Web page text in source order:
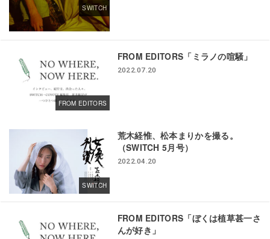
SWITCH
FROM EDITORS
FROM EDITORS「ミラノの喧騒」
2022.07.20
SWITCH
荒木経惟、松本まりかを撮る。
（SWITCH 5月号）
2022.04.20
FROM EDITORS「ぼくは植草甚一さ
んが好き」